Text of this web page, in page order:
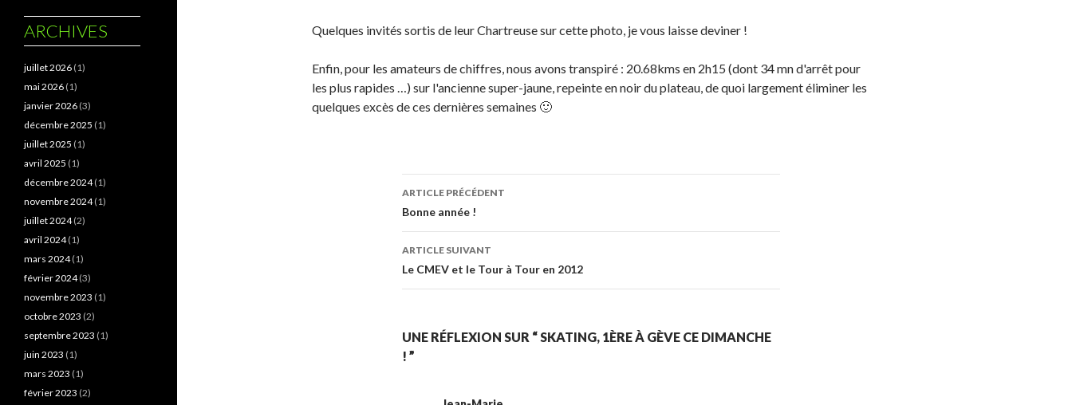
Quelques invités sortis de leur Chartreuse sur cette photo, je vous laisse deviner !
Enfin, pour les amateurs de chiffres, nous avons transpiré : 20.68kms en 2h15 (dont 34 mn d'arrêt pour
les plus rapides …) sur l'ancienne super-jaune, repeinte en noir du plateau, de quoi largementéliminer les
quelques excès de ces dernières semaines 🙂
Navigation de l’article
ARTICLE PRÉCÉDENT
Bonne année !
ARTICLE SUIVANT
Le CMEV et le Tour à Tour en 2012
UNE RÉFLEXION SUR “ SKATING, 1ÈRE À GÈVE CE DIMANCHE
! ”
ARCHIVES
juillet 2026 (1)
mai 2026 (1)
janvier 2026 (3)
décembre 2025 (1)
juillet 2025 (1)
avril 2025 (1)
décembre 2024(1)
novembre 2024(1)
juillet 2024(2)
avril 2024(1)
mars 2024(1)
février 2024(3)
novembre 2023 (1)
octobre 2023 (2)
septembre 2023 (1)
juin 2023 (1)
mars 2023 (1)
février 2023 (2)